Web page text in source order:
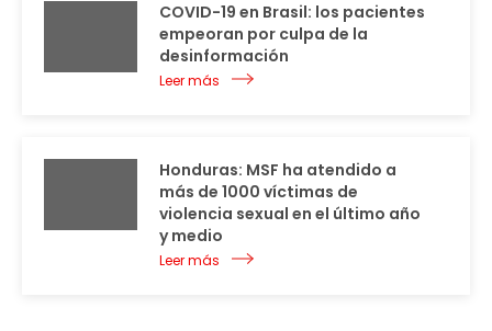
COVID-19 en Brasil: los pacientes
empeoran por culpa de la
desinformación
Leer más
Honduras: MSF ha atendido a
más de 1000 víctimas de
violencia sexual en el último año
y medio
Leer más